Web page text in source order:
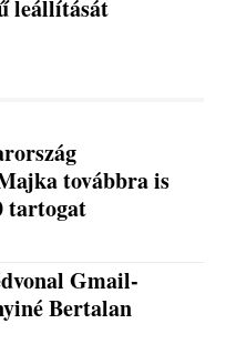
leállítását
továbbra is
tartogat
Gmail-
Bertalan